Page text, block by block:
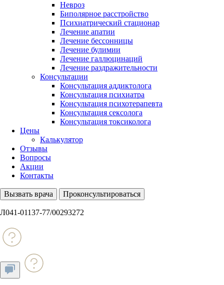
Невроз
Биполярное расстройство
Психиатрический стационар
Лечение апатии
Лечение бессонницы
Лечение булимии
Лечение галлюцинаций
Лечение раздражительности
Консультации
Консультация аддиктолога
Консультация психиатра
Консультация психотерапевта
Консультация сексолога
Консультация токсиколога
Цены
Калькулятор
Отзывы
Вопросы
Акции
Контакты
Вызвать врача Проконсультироваться
Л041-01137-77/00293272